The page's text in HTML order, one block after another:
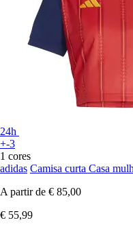
24h
+-3
1 cores
adidas Camisa curta Casa
A partir de € 85,00
€ 55,99